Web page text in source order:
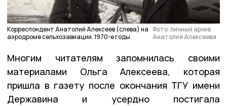
Корреспондент Анатолий Алексеев (слева) на
аэродроме сельхозавиации. 1970-е годы
Фото: личный архив
Анатолия Алексеева
Многим читателям запомнилась своими
материалами Ольга Алексеева, которая
пришла в газету после окончания ТГУ имени
Державина и усердно постигала